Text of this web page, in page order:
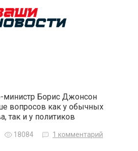
министр Борис Джонсон
вопросов как у обычных
так и у политиков
18084 1 комментарий